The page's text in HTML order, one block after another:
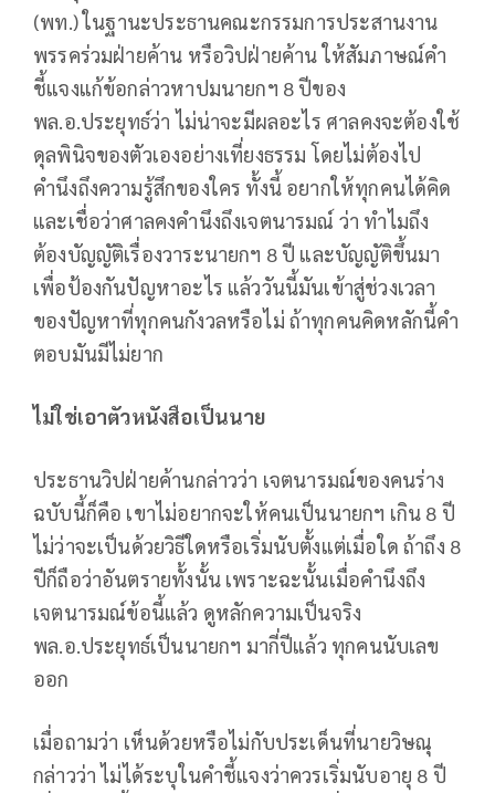
(พท.) ในฐานะประธานคณะกรรมการประสานงาน
พรรคร่วมฝ่ายค้าน หรือวิปฝ่ายค้าน ให้สัมภาษณ์คำ
ชี้แจงแก้ข้อกล่าวหาปมนายกฯ 8 ปีของ
พล.อ.ประยุทธ์ว่า ไม่น่าจะมีผลอะไร ศาลคงจะต้องใช้
ดุลพินิจของตัวเองอย่างเที่ยงธรรม โดยไม่ต้องไป
คำนึงถึงความรู้สึกของใคร ทั้งนี้ อยากให้ทุกคนได้คิด
และเชื่อว่าศาลคงคำนึงถึงเจตนารมณ์ ว่า ทำไมถึง
ต้องบัญญัติเรื่องวาระนายกฯ 8 ปี และบัญญัติขึ้นมา
เพื่อป้องกันปัญหาอะไร แล้ววันนี้มันเข้าสู่ช่วงเวลา
ของปัญหาที่ทุกคนกังวลหรือไม่ ถ้าทุกคนคิดหลักนี้คำ
ตอบมันมีไม่ยาก
ไม่ใช่เอาตัวหนังสือเป็นนาย
ประธานวิปฝ่ายค้านกล่าวว่า เจตนารมณ์ของคนร่าง
ฉบับนี้ก็คือ เขาไม่อยากจะให้คนเป็นนายกฯ เกิน 8 ปี
ไม่ว่าจะเป็นด้วยวิธีใดหรือเริ่มนับตั้งแต่เมื่อใด ถ้าถึง 8
ปีก็ถือว่าอันตรายทั้งนั้น เพราะฉะนั้นเมื่อคำนึงถึง
เจตนารมณ์ข้อนี้แล้ว ดูหลักความเป็นจริง
พล.อ.ประยุทธ์เป็นนายกฯ มากี่ปีแล้ว ทุกคนนับเลข
ออก
เมื่อถามว่า เห็นด้วยหรือไม่กับประเด็นที่นายวิษณุ
กล่าวว่า ไม่ได้ระบุในคำชี้แจงว่าควรเริ่มนับอายุ 8 ปี